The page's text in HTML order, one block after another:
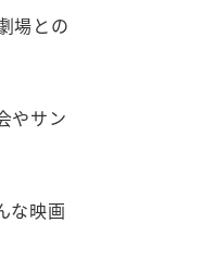
場との
やサン
な映画